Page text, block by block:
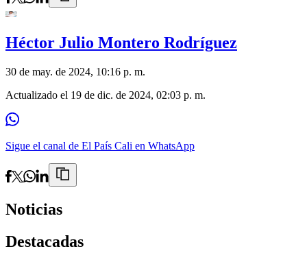
Héctor Julio Montero Rodríguez
30 de may. de 2024, 10:16 p. m.
Actualizado el 19 de dic. de 2024, 02:03 p. m.
Sigue el canal de El País Cali en WhatsApp
Noticias
Destacadas